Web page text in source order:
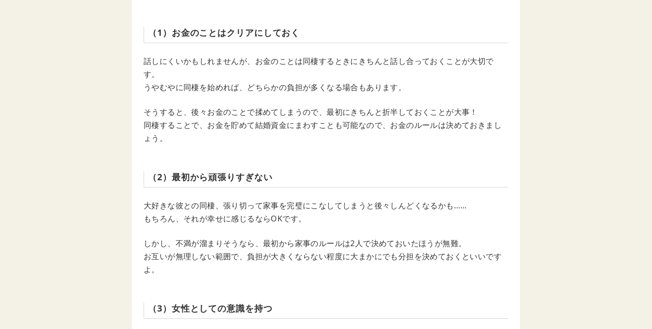
（1）お金のことはクリアにしておく
話しにくいかもしれませんが、お金のことは同棲するときにきちんと話し合っておくことが大切で
す。
うやむやに同棲を始めれば、どちらかの負担が多くなる場合もあります。
そうすると、後々お金のことで揉めてしまうので、最初にきちんと折半しておくことが大事！
同棲することで、お金を貯めて結婚資金にまわすことも可能なので、お金のルールは決めておきまし
ょう。
（2）最初から頑張りすぎない
大好きな彼との同棲、張り切って家事を完璧にこなしてしまうと後々しんどくなるかも……
もちろん、それが幸せに感じるならOKです。
しかし、不満が溜まりそうなら、最初から家事のルールは2人で決めておいたほうが無難。
お互いが無理しない範囲で、負担が大きくならない程度に大まかにでも分担を決めておくといいです
よ。
（3）女性としての意識を持つ